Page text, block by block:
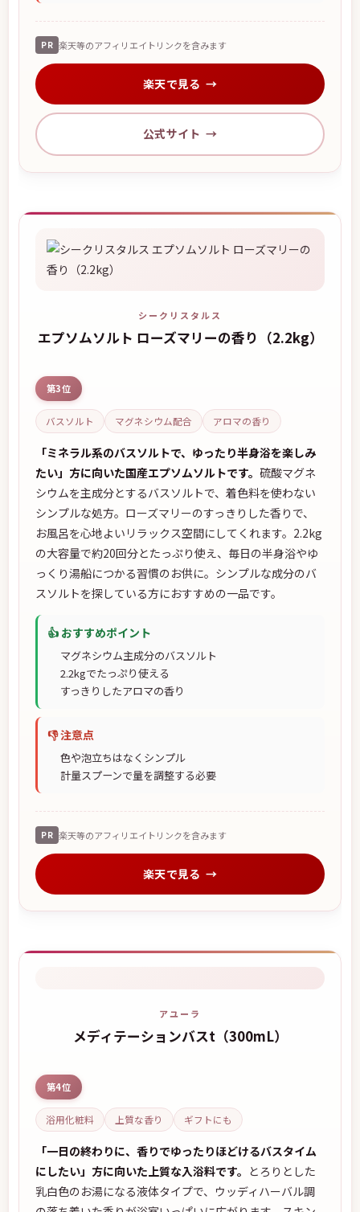
PR 楽天等のアフィリエイトリンクを含みます
楽天で見る
公式サイト
シークリスタルス
エプソムソルト ローズマリーの香り（2.2kg）
第3位
バスソルト マグネシウム配合 アロマの香り
「ミネラル系のバスソルトで、ゆったり半身浴を楽しみ
たい」方に向いた国産エプソムソルトです。 硫酸マグネ
シウムを主成分とするバスソルトで、着色料を使わない
シンプルな処方。ローズマリーのすっきりした香りで、
お風呂を心地よいリラックス空間にしてくれます。2.2kg
の大容量で約20回分とたっぷり使え、毎日の半身浴やゆ
っくり湯船につかる習慣のお供に。シンプルな成分のバ
スソルトを探している方におすすめの一品です。
👍 おすすめポイント
マグネシウム主成分のバスソルト
2.2kgでたっぷり使える
すっきりしたアロマの香り
👎 注意点
色や泡立ちはなくシンプル
計量スプーンで量を調整する必要
PR 楽天等のアフィリエイトリンクを含みます
楽天で見る
アユーラ
メディテーションバスt（300mL）
第4位
浴用化粧料 上質な香り ギフトにも
「一日の終わりに、香りでゆったりほどけるバスタイム
にしたい」方に向いた上質な入浴料です。 とろりとした
乳白色のお湯になる液体タイプで、ウッディハーバル調